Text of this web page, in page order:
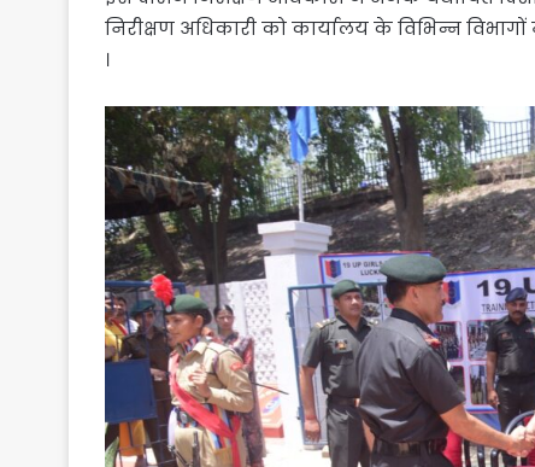
निरीक्षण अधिकारी को कार्यालय के विभिन्न
।